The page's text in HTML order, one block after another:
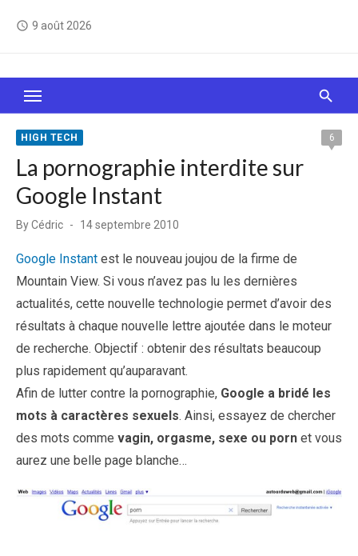
access_time 9 août 2026
Le Web, c'est comme une boîte de chocolats… On
sait jamais sur quoi on va tomber !
HIGH TECH 6
La pornographie interdite sur
Google Instant
ByCédric
Posted
14 septembre 2010
Google Instant est le nouveau joujou de la firme de
Mountain View. Si vous n’avez pas lu les dernières
actualités, cette nouvelle technologie permet d’avoir des
résultats à chaque nouvelle lettre ajoutée dans le moteur
de recherche. Objectif : obtenir des résultats beaucoup
plus rapidement qu’auparavant.
Afin de lutter contre la pornographie, Google a bridé les
mots à caractères sexuels. Ainsi, essayez de chercher
des mots comme vagin, orgasme, sexe ou porn et vous
aurez une belle page blanche…